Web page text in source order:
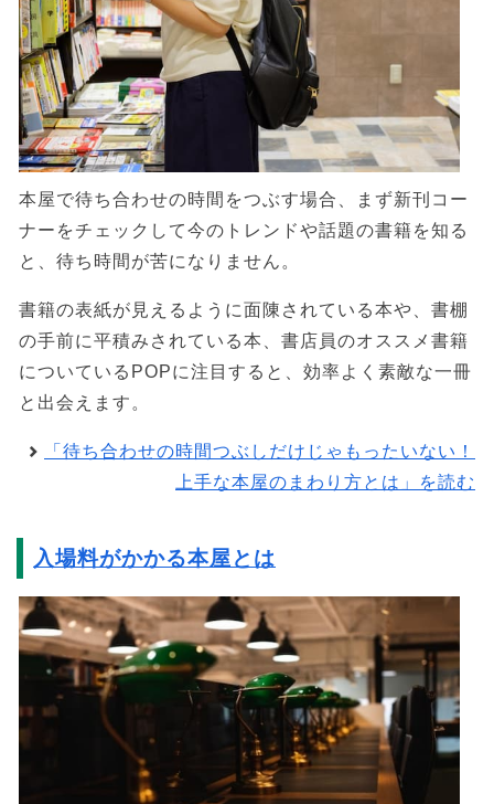
本屋で待ち合わせの時間をつぶす場合、まず新刊コー
ナーをチェックして今のトレンドや話題の書籍を知る
と、待ち時間が苦になりません。
書籍の表紙が見えるように面陳されている本や、書棚
の手前に平積みされている本、書店員のオススメ書籍
についているPOPに注目すると、効率よく素敵な一冊
と出会えます。
「待ち合わせの時間つぶしだけじゃもったいない！
上手な本屋のまわり方とは」を読む
入場料がかかる本屋とは